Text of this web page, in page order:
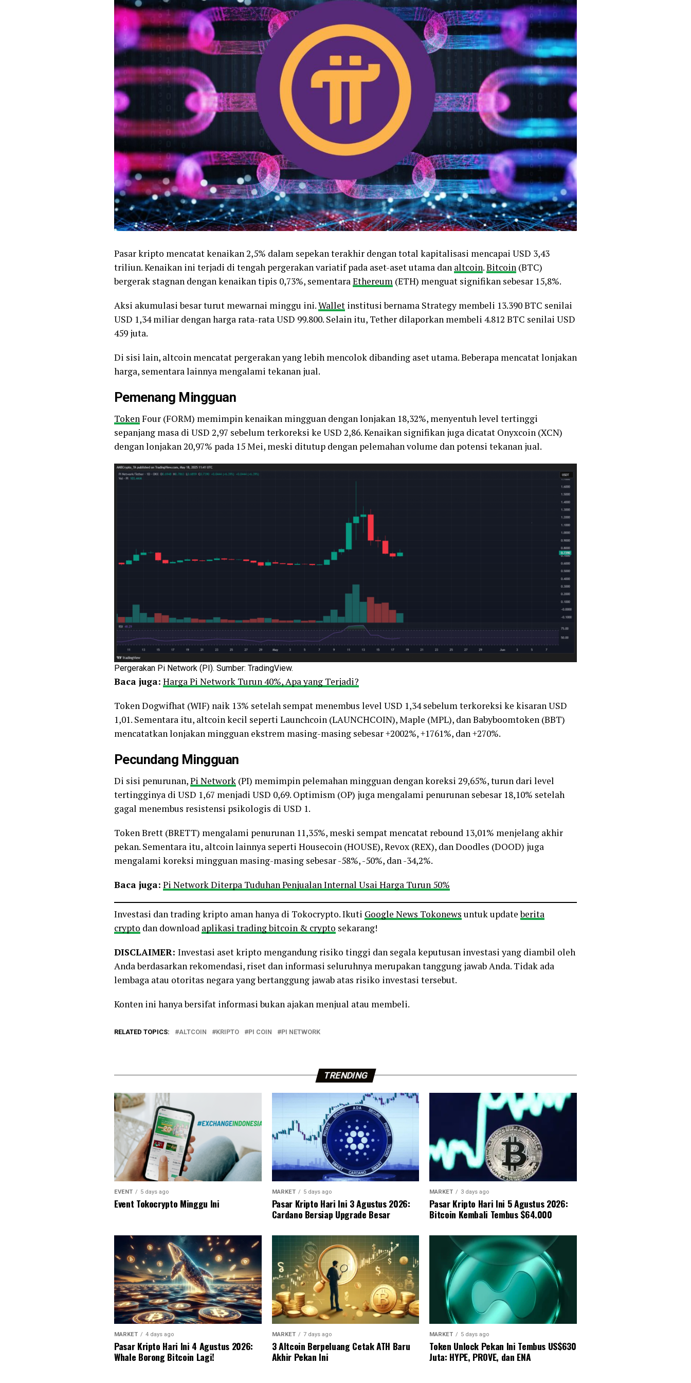
Pasar kripto mencatat kenaikan 2,5% dalam sepekan terakhir dengan total kapitalisasi mencapai USD 3,43
triliun. Kenaikan ini terjadi di tengah pergerakan variatif pada aset-aset utama dan altcoin.Bitcoin (BTC)
bergerak stagnan dengan kenaikan tipis 0,73%, sementaraEthereum (ETH) menguat signifikan sebesar 15,8%.
Aksi akumulasi besar turut mewarnai minggu ini.Wallet institusi bernama Strategy membeli 13.390 BTC senilai
USD 1,34 miliar dengan harga rata-rata USD 99.800. Selain itu, Tether dilaporkan membeli 4.812 BTC senilai USD
459 juta.
Di sisi lain, altcoin mencatat pergerakan yang lebih mencolok dibanding aset utama. Beberapa mencatat lonjakan
harga, sementara lainnya mengalami tekanan jual.
Pemenang Mingguan
TokenFour (FORM) memimpin kenaikan mingguan dengan lonjakan 18,32%, menyentuh level tertinggi
sepanjang masa di USD 2,97 sebelum terkoreksi ke USD 2,86. Kenaikan signifikan juga dicatat Onyxcoin (XCN)
dengan lonjakan 20,97% pada 15 Mei, meski ditutup dengan pelemahan volume dan potensi tekanan jual.
Pergerakan Pi Network (PI). Sumber: TradingView.
Baca juga: Harga Pi Network Turun 40%, Apa yang Terjadi?
Token Dogwifhat (WIF) naik 13% setelah sempat menembus level USD 1,34 sebelum terkoreksi ke kisaran USD
1,01. Sementara itu, altcoin kecil seperti Launchcoin (LAUNCHCOIN), Maple (MPL), dan Babyboomtoken (BBT)
mencatatkan lonjakan mingguan ekstrem masing-masing sebesar +2002%, +1761%, dan +270%.
Pecundang Mingguan
Di sisi penurunan,Pi Network (PI) memimpin pelemahan mingguan dengan koreksi 29,65%, turun dari level
tertingginya di USD 1,67 menjadi USD 0,69. Optimism (OP) juga mengalami penurunan sebesar 18,10% setelah
gagal menembus resistensi psikologis di USD 1.
Token Brett (BRETT) mengalami penurunan 11,35%, meski sempat mencatat rebound 13,01% menjelang akhir
pekan. Sementara itu, altcoin lainnya seperti Housecoin (HOUSE), Revox (REX), dan Doodles (DOOD) juga
mengalami koreksi mingguan masing-masing sebesar -58%, -50%, dan -34,2%.
Baca juga: Pi Network Diterpa Tuduhan Penjualan Internal Usai Harga Turun 50%
Investasi dan trading kripto aman hanya di Tokocrypto. Ikuti Google News Tokonews untuk updateberita
crypto dan download aplikasi trading bitcoin & crypto sekarang!
DISCLAIMER: Investasi aset kripto mengandung risiko tinggi dan segala keputusan investasi yang diambil oleh
Anda berdasarkan rekomendasi, riset dan informasi seluruhnya merupakan tanggung jawab Anda. Tidak ada
lembaga atau otoritas negara yang bertanggung jawab atas risiko investasi tersebut.
Konten ini hanya bersifat informasi bukan ajakan menjual atau membeli.
RELATED TOPICS: ALTCOIN KRIPTO PI COIN PI NETWORK
TRENDING
EVENT 5 days ago
Event Tokocrypto Minggu Ini
MARKET 5 days ago
Pasar Kripto Hari Ini 3 Agustus 2026:
Cardano Bersiap Upgrade Besar
MARKET 3 days ago
Pasar Kripto Hari Ini 5 Agustus 2026:
Bitcoin Kembali Tembus $64.000
MARKET 4 days ago
Pasar Kripto Hari Ini 4 Agustus 2026:
Whale Borong Bitcoin Lagi!
MARKET 7 days ago
3 Altcoin Berpeluang Cetak ATH Baru
Akhir Pekan Ini
MARKET 5 days ago
Token Unlock Pekan Ini Tembus US$630
Juta: HYPE, PROVE, dan ENA